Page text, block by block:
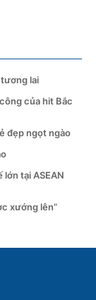
lai
của hit Bắc
đẹp ngọt ngào
tại ASEAN
xướng lên”